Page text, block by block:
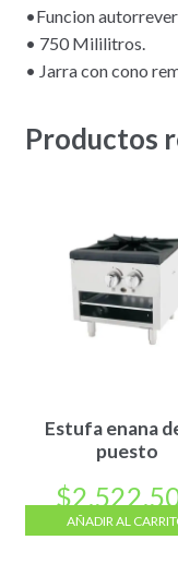
•Funcion
• 750 Mililitros.
• Jarra con cono
Productos
Estufa enana
puesto
$
AÑADIR AL